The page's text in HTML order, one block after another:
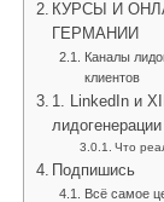
КУРСЫ И
ГЕРМАНИИ
Каналы
клиентов
1. LinkedIn и
Что
Подпишись
Всё самое